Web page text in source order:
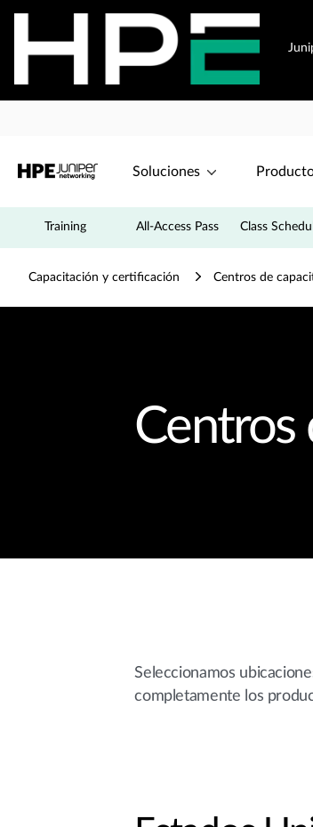
Soluciones
Training All-Access Pass Class
Capacitación y certificación Centros de
Centros
Seleccionamos
completamente los